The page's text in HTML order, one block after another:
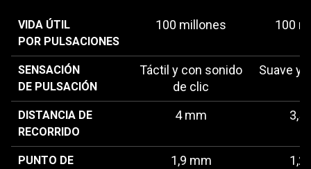
VIDA ÚTIL
POR PULSACIONES
100 millones 100
SENSACIÓN
DE PULSACIÓN
Táctil y con sonido
de clic
Suave y
DISTANCIA DE
RECORRIDO
4 mm 3,5
PUNTO DE
1,9 mm 1,2